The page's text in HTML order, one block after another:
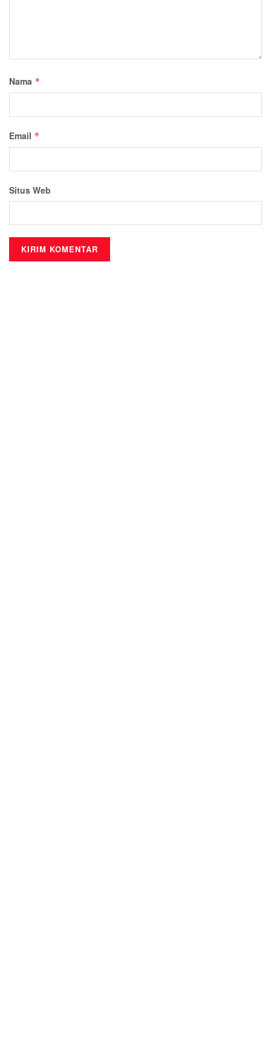
Nama *
Email *
Situs Web